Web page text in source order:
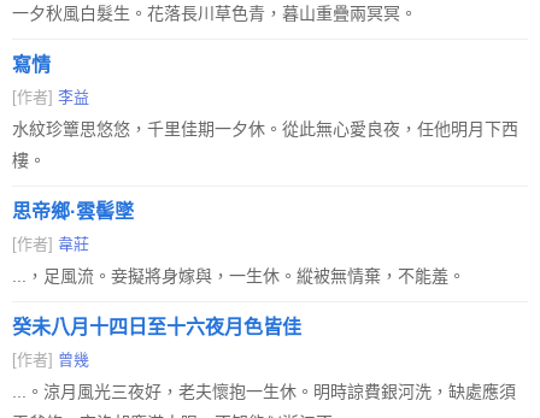
一夕秋風白髮生。花落長川草色青，暮山重疊兩冥冥。
寫情
[作者] 李益
水紋珍簟思悠悠，千里佳期一夕休。從此無心愛良夜，任他明月下西
樓。
思帝鄉·雲髻墜
[作者] 韋莊
...，足風流。妾擬將身嫁與，一生休。縱被無情棄，不能羞。
癸未八月十四日至十六夜月色皆佳
[作者] 曾幾
...。涼月風光三夜好，老夫懷抱一生休。明時諒費銀河洗，缺處應須